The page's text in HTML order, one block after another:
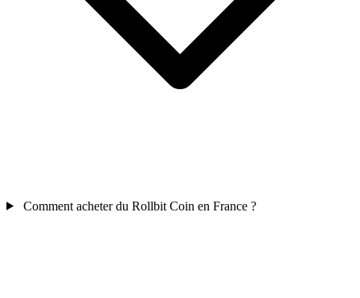
Comment acheter du Rollbit Coin en France ?